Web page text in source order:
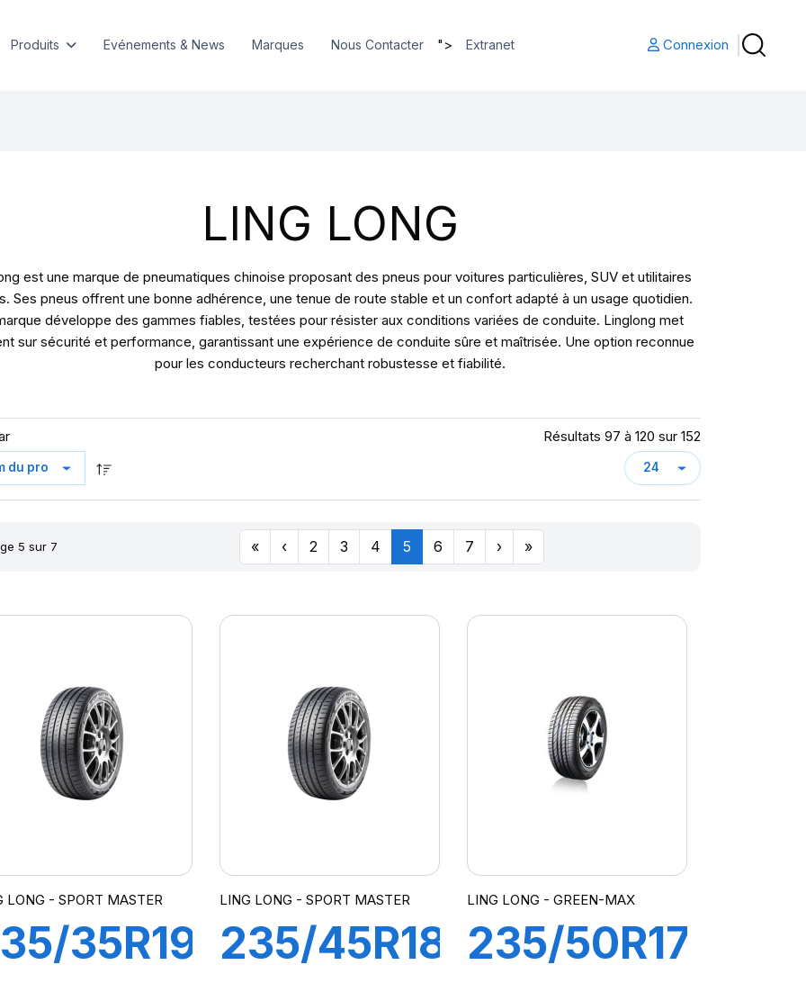
Produits Evénements & News Marques Nous Contacter "> Extranet Connexion
LING LONG
est une marque de pneumatiques chinoise proposant des pneus pour voitures particulières, SUV et utilitaires
Ses pneus offrent une bonne adhérence, une tenue de route stable et un confort adapté à un usage quotidien.
développe des gammes fiables, testées pour résister aux conditions variées de conduite. Linglong met
sur sécurité et performance, garantissant une expérience de conduite sûre et maîtrisée. Une option reconnue
pour les conducteurs recherchant robustesse et fiabilité.
Résultats 97 à 120 sur 152
5 sur 7 « ‹ 2 3 4 5 6 7 › »
LONG - SPORT MASTER
35R19
LING LONG - SPORT MASTER
235/45R18
LING LONG - GREEN-MAX
235/50R17